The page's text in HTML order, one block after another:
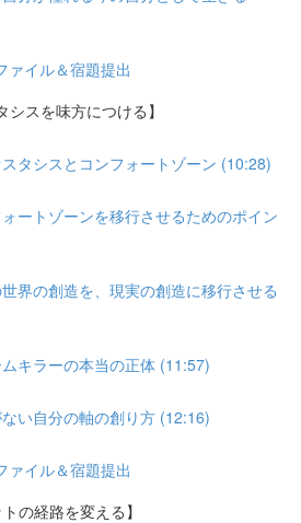
イル＆宿題提出
スを味方につける】
タシスとコンフォートゾーン (10:28)
ートゾーンを移行させるためのポイン
界の創造を、現実の創造に移行させる
キラーの本当の正体 (11:57)
い自分の軸の創り方 (12:16)
イル＆宿題提出
の経路を変える】